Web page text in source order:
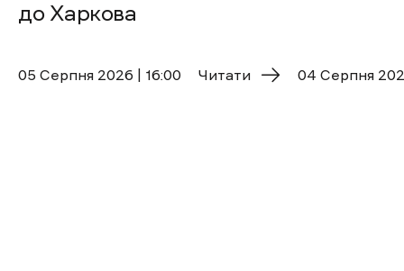
до Харкова
05 Cерпня 2026 | 16:00 Читати 04 Cерпня